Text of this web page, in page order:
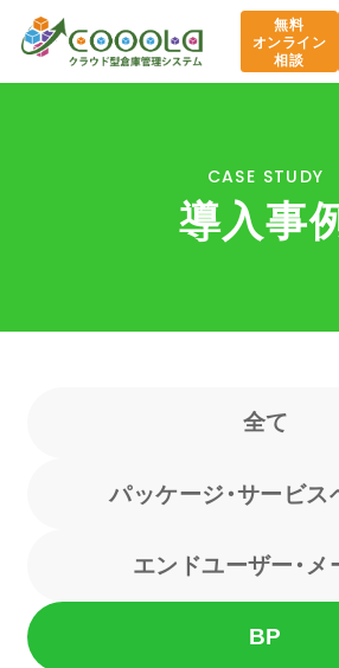
無料
オンライン
相談
課題から探す
COOOLa WES
CASE STUDY
導入事
全て
パッケージ・サービス
エンドユーザー・メ
BP